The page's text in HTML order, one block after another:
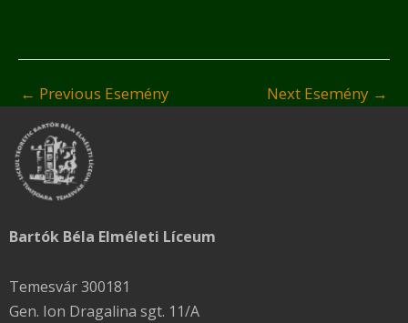
← Previous Esemény Next Esemény →
Bartók Béla Elméleti Líceum
Temesvár 300181
Gen. Ion Dragalina sgt. 11/A